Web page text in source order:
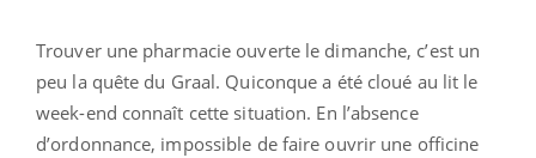
Trouver une pharmacie ouverte le dimanche, c’est un
peu la quête du Graal. Quiconque a été cloué au lit le
week-end connaît cette situation. En l’absence
d’ordonnance, impossible de faire ouvrir une officine